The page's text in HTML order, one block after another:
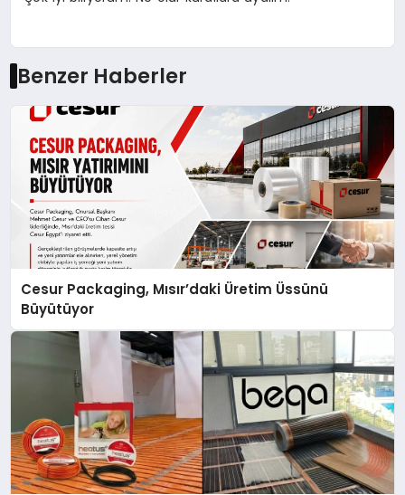
Benzer Haberler
Cesur Packaging, Mısır’daki Üretim Üssünü
Büyütüyor